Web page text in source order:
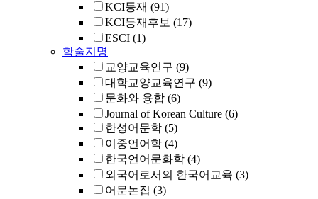
KCI등재 (91)
KCI등재후보 (17)
ESCI (1)
학술지명
교양교육연구 (9)
대학교양교육연구 (9)
문화와 융합 (6)
Journal of Korean Culture (6)
한성어문학 (5)
이중언어학 (4)
한국언어문화학 (4)
외국어로서의 한국어교육 (3)
어문논집 (3)